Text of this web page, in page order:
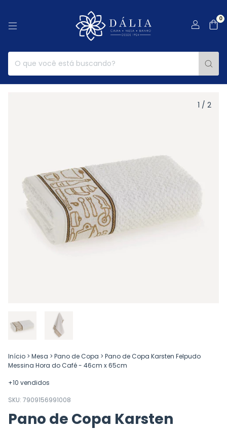
0
1 / 2
Início > Mesa > Pano de Copa > Pano de Copa Karsten Felpudo
Messina Hora do Café - 46cm x 65cm
+10 vendidos
SKU: 7909156991008
Pano de Copa Karsten